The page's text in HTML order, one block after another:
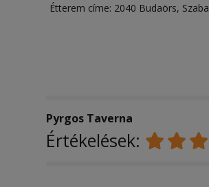
Étterem címe: 2040 Budaörs,
Pyrgos Taverna
Értékelések: